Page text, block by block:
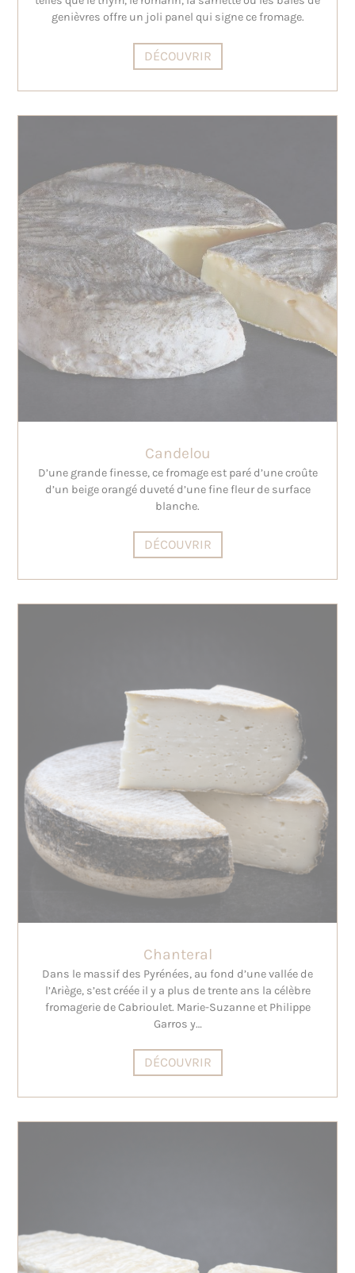
genièvres offre un joli panel qui signe ce fromage.
DÉCOUVRIR
Candelou
D’une grande finesse, ce fromage est paré d’une croûte
d’un beige orangé duveté d’une fine fleur de surface
blanche.
DÉCOUVRIR
Chanteral
Dans le massif des Pyrénées, au fond d’une vallée de
l’Ariège, s’est créée il y a plus de trente ans la célèbre
fromagerie de Cabrioulet. Marie-Suzanne et Philippe
Garros y…
DÉCOUVRIR